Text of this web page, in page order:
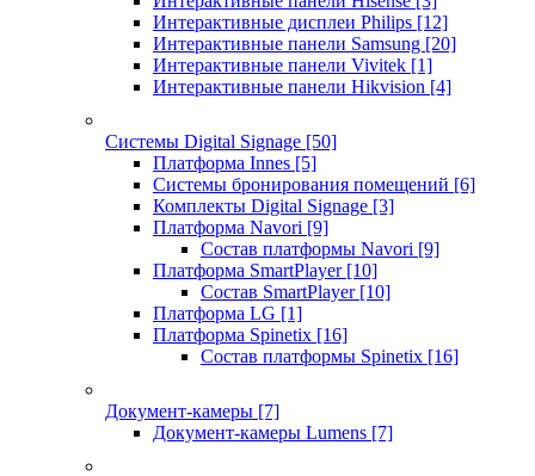
Интерактивные дисплеи Philips [12]
Интерактивные панели Samsung [20]
Интерактивные панели Vivitek [1]
Интерактивные панели Hikvision [4]
Системы Digital Signage [50]
Платформа Innes [5]
Системы бронирования помещений [6]
Комплекты Digital Signage [3]
Платформа Navori [9]
Состав платформы Navori [9]
Платформа SmartPlayer [10]
Состав SmartPlayer [10]
Платформа LG [1]
Платформа Spinetix [16]
Состав платформы Spinetix [16]
Документ-камеры [7]
Документ-камеры Lumens [7]